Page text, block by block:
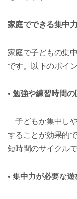
家庭でできる集中
家庭で子どもの集
です。以下のポイ
• 勉強や練習時間
子どもが集中し
することが効果的
短時間のサイクル
• 集中力が必要な遊